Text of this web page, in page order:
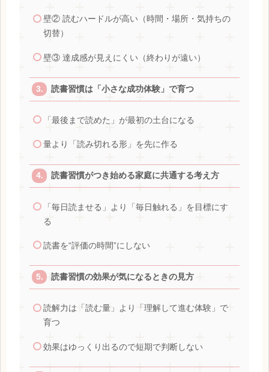
壁② 読むハードルが高い（時間・場所・気持ちの
切替）
壁③ 達成感が見えにくい（終わりが遠い）
読書習慣は「小さな成功体験」で育つ
「最後まで読めた」が最初の土台になる
量より「読み切れる形」を先に作る
読書習慣がつき始める家庭に共通する考え方
「毎日読ませる」より「毎日触れる」を目標にす
る
読書を“評価の時間”にしない
読書習慣の効果が気になるときの見方
読解力は「読む量」より「理解して進む体験」で
育つ
効果はゆっくり出るので短期で判断しない